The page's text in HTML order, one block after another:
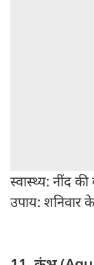
स्वास्थ्य: नींद
उपाय: शनिवार